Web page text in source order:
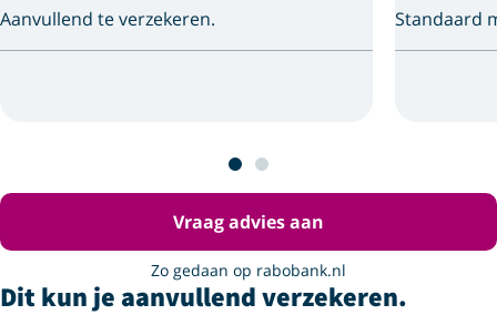
Aanvullend te verzekeren.
Standaard
Vraag advies aan
Zo gedaan op rabobank.nl
Dit kun je aanvullend verzekeren.